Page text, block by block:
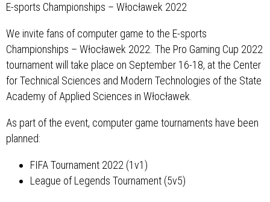
E-sports Championships – Włocławek 2022
We invite fans of computer game to the E-sports
Championships – Włocławek 2022. The Pro Gaming Cup 2022
tournament will take place on September 16-18, at the Center
for Technical Sciences and Modern Technologies of the State
Academy of Applied Sciences in Włocławek.
As part of the event, computer game tournaments have been
planned:
FIFA Tournament 2022 (1v1)
League of Legends Tournament (5v5)